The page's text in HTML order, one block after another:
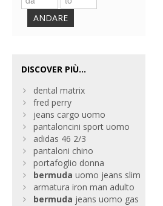
ANDARE
DISCOVER PIÙ...
dental matrix
fred perry
jeans cargo uomo
pantaloncini sport uomo
adidas 46 2/3
pantaloni chino
portafoglio donna
bermuda uomo jeans slim
armatura iron man adulto
bermuda jeans uomo gas